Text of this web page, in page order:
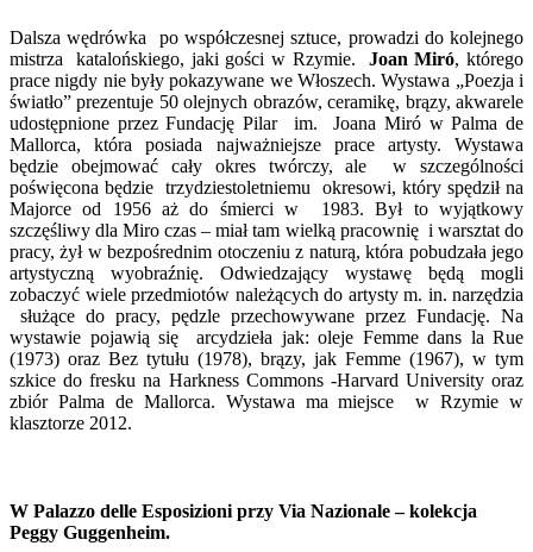
Dalsza wędrówka po współczesnej sztuce, prowadzi do kolejnego
mistrza katalońskiego, jaki gości w Rzymie. Joan Miró, którego
prace nigdy nie były pokazywane we Włoszech. Wystawa „Poezja i
światło” prezentuje 50 olejnych obrazów, ceramikę, brązy, akwarele
udostępnione przez Fundację Pilar im. Joana Miró w Palma de
Mallorca, która posiada najważniejsze prace artysty. Wystawa
będzie obejmować cały okres twórczy, ale w szczególności
poświęcona będzie trzydziestoletniemu okresowi, który spędził na
Majorce od 1956 aż do śmierci w 1983. Był to wyjątkowy
szczęśliwy dla Miro czas – miał tam wielką pracownię i warsztat do
pracy, żył w bezpośrednim otoczeniu z naturą, która pobudzała jego
artystyczną wyobraźnię. Odwiedzający wystawę będą mogli
zobaczyć wiele przedmiotów należących do artysty m. in. narzędzia
służące do pracy, pędzle przechowywane przez Fundację. Na
wystawie pojawią się arcydzieła jak: oleje Femme dans la Rue
(1973) oraz Bez tytułu (1978), brązy, jak Femme (1967), w tym
szkice do fresku na Harkness Commons -Harvard University oraz
zbiór Palma de Mallorca. Wystawa ma miejsce w Rzymie w
klasztorze 2012.
W Palazzo delle Esposizioni przy Via Nazionale – kolekcja
Peggy Guggenheim.